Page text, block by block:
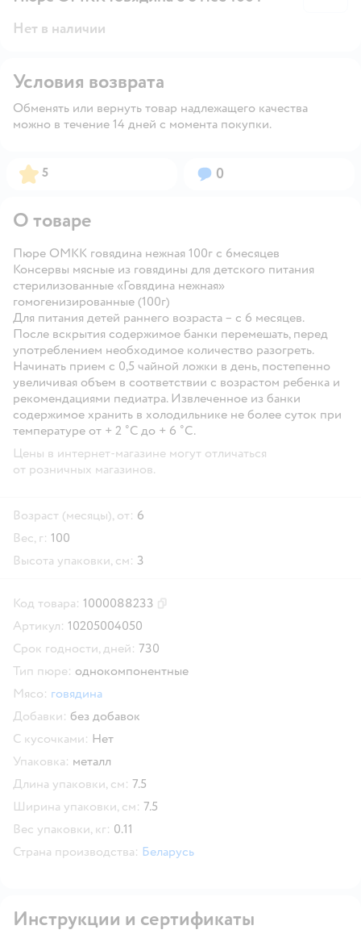
Нет в наличии
Условия возврата
Обменять или вернуть товар надлежащего качества
можно в течение 14 дней с момента покупки.
Рейтинг:
5 Вопросов:
0
О товаре
Пюре ОМКК говядина нежная 100г с 6месяцев
Консервы мясные из говядины для детского питания
стерилизованные «Говядина нежная»
гомогенизированные (100г)
Для питания детей раннего возраста – с 6 месяцев.
После вскрытия содержимое банки перемешать, перед
употреблением необходимое количество разогреть.
Начинать прием с 0,5 чайной ложки в день, постепенно
увеличивая объем в соответствии с возрастом ребенка и
рекомендациями педиатра. Извлеченное из банки
содержимое хранить в холодильнике не более суток при
температуре от + 2 ˚С до + 6 ˚С.
Цены в интернет-магазине могут отличаться
от розничных магазинов.
Возраст (месяцы), от: 6
Вес, г: 100
Высота упаковки, см: 3
Код товара: 1000088233
Артикул: 10205004050
Срок годности, дней: 730
Тип пюре: однокомпонентные
Мясо: говядина
Добавки: без добавок
С кусочками: Нет
Упаковка: металл
Длина упаковки, см: 7.5
Ширина упаковки, см: 7.5
Вес упаковки, кг: 0.11
Страна производства: Беларусь
Инструкции и сертификаты